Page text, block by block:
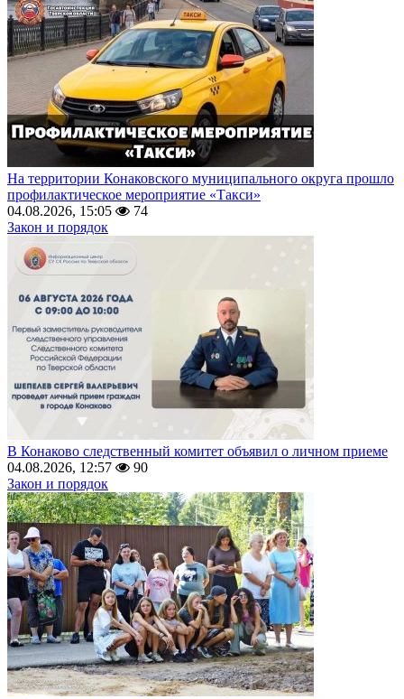
На территории Конаковского муниципального округа прошло
профилактическое мероприятие «Такси»
04.08.2026, 15:05
74
Закон и порядок
В Конаково следственный комитет объявил о личном приеме
04.08.2026, 12:57
90
Закон и порядок